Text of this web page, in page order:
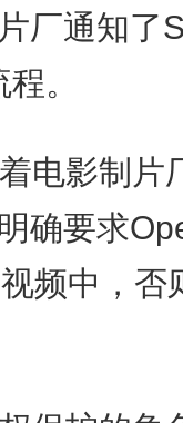
厂通知了
。
电影制片
确要求
频中，否